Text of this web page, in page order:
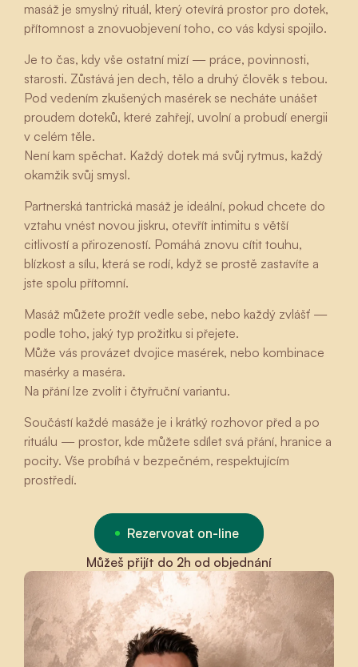
masáž je smyslný rituál, který otevírá prostor pro dotek,
přítomnost a znovuobjevení toho, co vás kdysi spojilo.
Je to čas, kdy vše ostatní mizí — práce, povinnosti,
starosti. Zůstává jen dech, tělo a druhý člověk s tebou.
Pod vedením zkušených masérek se necháte unášet
proudem doteků, které zahřejí, uvolní a probudí energii
v celém těle.
Není kam spěchat. Každý dotek má svůj rytmus, každý
okamžik svůj smysl.
Partnerská tantrická masáž je ideální, pokud chcete do
vztahu vnést novou jiskru, otevřít intimitu s větší
citlivostí a přirozeností. Pomáhá znovu cítit touhu,
blízkost a sílu, která se rodí, když se prostě zastavíte a
jste spolu přítomní.
Masáž můžete prožít vedle sebe, nebo každý zvlášť —
podle toho, jaký typ prožitku si přejete.
Může vás provázet dvojice masérek, nebo kombinace
masérky a maséra.
Na přání lze zvolit i čtyřruční variantu.
Součástí každé masáže je i krátký rozhovor před a po
rituálu — prostor, kde můžete sdílet svá přání, hranice a
pocity. Vše probíhá v bezpečném, respektujícím
prostředí.
Rezervovat on-line
Můžeš přijít do 2h od objednání